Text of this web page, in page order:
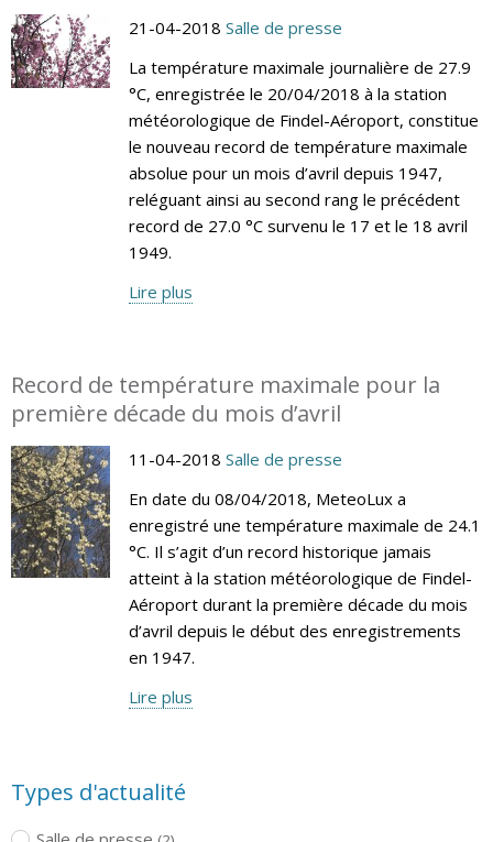
21-04-2018 Salle de presse
La température maximale journalière de 27.9
°C, enregistrée le 20/04/2018 à la station
météorologique de Findel-Aéroport, constitue
le nouveau record de température maximale
absolue pour un mois d’avril depuis 1947,
reléguant ainsi au second rang le précédent
record de 27.0 °C survenu le 17 et le 18 avril
1949.
Lire plus
Record de température maximale pour la
première décade du mois d’avril
11-04-2018 Salle de presse
En date du 08/04/2018, MeteoLux a
enregistré une température maximale de 24.1
°C. Il s’agit d’un record historique jamais
atteint à la station météorologique de Findel-
Aéroport durant la première décade du mois
d’avril depuis le début des enregistrements
en 1947.
Lire plus
Types d'actualité